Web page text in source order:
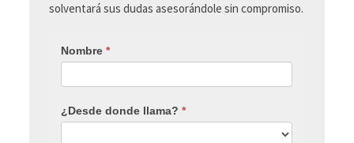
solventará sus dudas asesorándole sin compromiso.
Nombre*
¿Desde donde llama?*